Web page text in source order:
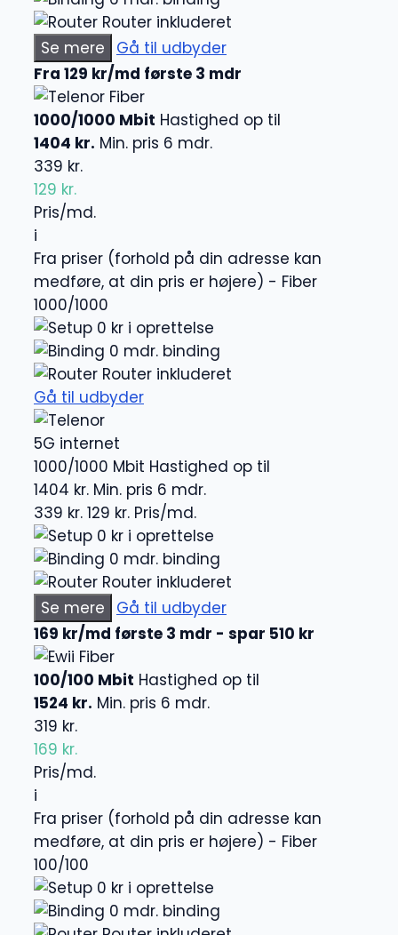
Router inkluderet
Se mere
Gå til udbyder
Fra 129 kr/md første 3 mdr
Fiber
1000/1000 Mbit Hastighed op til
1404 kr. Min. pris 6 mdr.
339 kr.
129 kr.
Pris/md.
i
Fra priser (forhold på din adresse kan
medføre, at din pris er højere) - Fiber
1000/1000
0 kr i oprettelse
0 mdr. binding
Router inkluderet
Gå til udbyder
5G internet
1000/1000 Mbit Hastighed op til
1404 kr. Min. pris 6 mdr.
339 kr. 129 kr. Pris/md.
0 kr i oprettelse
0 mdr. binding
Router inkluderet
Se mere
Gå til udbyder
169 kr/md første 3 mdr - spar 510 kr
Fiber
100/100 Mbit Hastighed op til
1524 kr. Min. pris 6 mdr.
319 kr.
169 kr.
Pris/md.
i
Fra priser (forhold på din adresse kan
medføre, at din pris er højere) - Fiber
100/100
0 kr i oprettelse
0 mdr. binding